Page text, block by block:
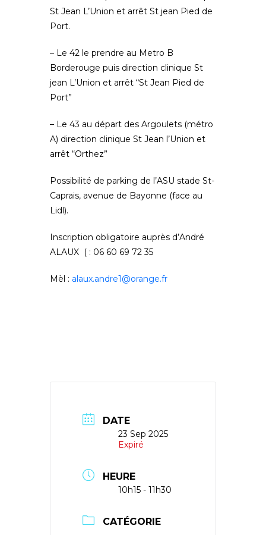
St Jean L’Union et arrêt St jean Pied de
Port.
– Le 42 le prendre au Metro B
Borderouge puis direction clinique St
jean L’Union et arrêt “St Jean Pied de
Port”
– Le 43 au départ des Argoulets (métro
A) direction clinique St Jean l’Union et
arrêt “Orthez”
Possibilité de parking de l’ASU stade St-
Caprais, avenue de Bayonne (face au
Lidl).
Inscription obligatoire auprès d’André
ALAUX ( : 06 60 69 72 35
Mèl : alaux.andre1@orange.fr
DATE
23 Sep 2025
Expiré
HEURE
10h15 - 11h30
CATÉGORIE